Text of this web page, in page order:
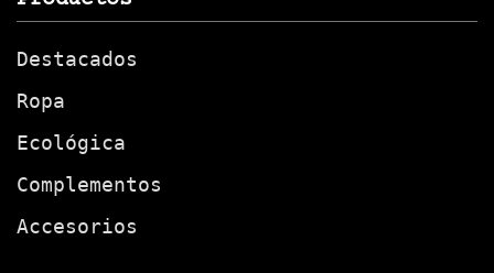
Destacados
Ropa
Ecológica
Complementos
Accesorios